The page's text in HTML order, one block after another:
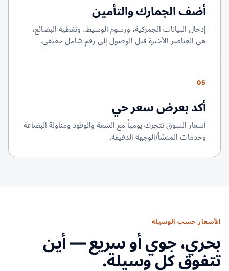
أضف الجمارك والتأمين
إدخال البيانات الجمركية، ورسوم الوسيط، وتغطية البضائع،
هي العناصر الأخيرة قبل الوصول إلى رقم شامل حقيقي.
05
أكد بعرض سعر حي
أسعار السوق تتحرك يومياً مع السعة والوقود ومناولة البضاعة
وخدمات المنشأ/الوجهة الدقيقة.
الأسعار حسب الوسيلة
بحري، جوي أو سريع — أين
تتفوق كل وسيلة.